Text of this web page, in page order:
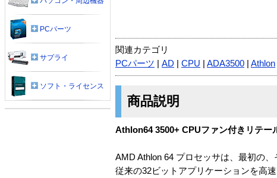
関連カテゴリ
PCパーツ
AD CPU ADA3500 Athlon
商品説明
Athlon64 3500+ CPUファン付きリテー
AMD Athlon 64 プロセッサは、最初の
従来の32ビットアプリケーションを高
PCパーツ
サプライ
ソフト・ライセンス